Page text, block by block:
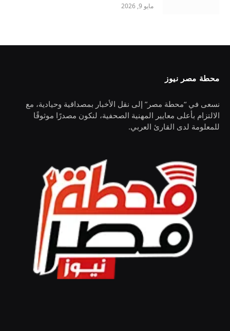
مايو 9, 2026
محطة مصر نيوز
نسعى في “محطة مصر” إلى نقل الأخبار بمصداقية وحيادية، مع
الالتزام بأعلى معايير المهنية الصحفية، لنكون مصدرًا موثوقًا
للمعلومة لدى القارئ العربي.